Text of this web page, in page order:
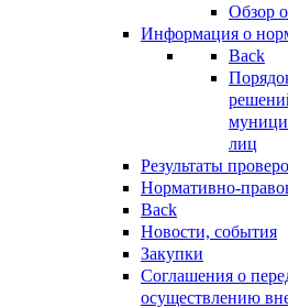
Обзор
Информация о
Back
лиц
Результаты
Нормативно-
Back
Новости, события
Закупки
Соглашения о
осуществлению